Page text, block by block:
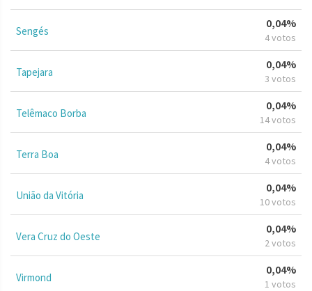
Sengés
0,04%
4 votos
Tapejara
0,04%
3 votos
Telêmaco Borba
0,04%
14 votos
Terra Boa
0,04%
4 votos
União da Vitória
0,04%
10 votos
Vera Cruz do Oeste
0,04%
2 votos
Virmond
0,04%
1 votos